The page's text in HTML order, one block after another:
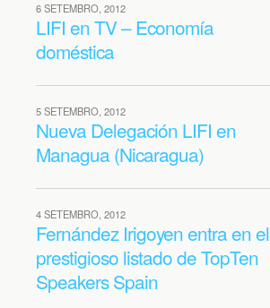
6 SETEMBRO, 2012
LIFI en TV – Economía
doméstica
5 SETEMBRO, 2012
Nueva Delegación LIFI en
Managua (Nicaragua)
4 SETEMBRO, 2012
Fernández Irigoyen entra en el
prestigioso listado de TopTen
Speakers Spain